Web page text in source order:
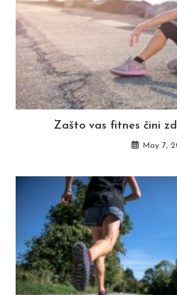
Zašto vas fitnes čini
May 7,